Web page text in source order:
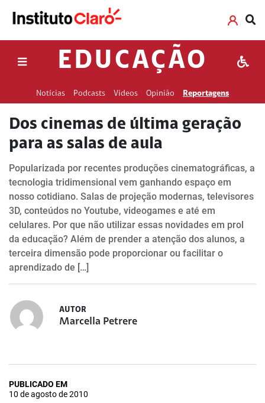
EDUCAÇÃO
Notícias Podcasts Vídeos Opinião Reportagens
Dos cinemas de última geração
para as salas de aula
Popularizada por recentes produções cinematográficas, a
tecnologia tridimensional vem ganhando espaço em
nosso cotidiano. Salas de projeção modernas, televisores
3D, conteúdos no Youtube, videogames e até em
celulares. Por que não utilizar essas novidades em prol
da educação? Além de prender a atenção dos alunos, a
terceira dimensão pode proporcionar ou facilitar o
aprendizado de […]
AUTOR
Marcella Petrere
PUBLICADO EM
10 de agosto de 2010